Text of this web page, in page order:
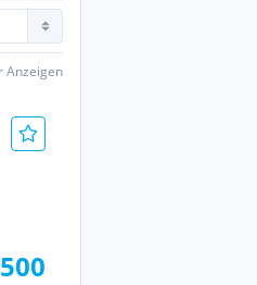
Anzeigen